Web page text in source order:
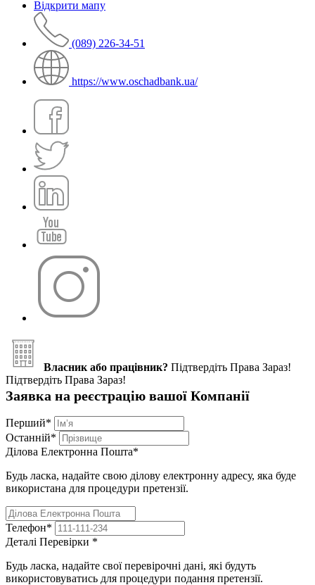
Відкрити мапу
(089) 226-34-51
https://www.oschadbank.ua/
Власник або працівник? Підтвердіть Права Зараз!
Підтвердіть Права Зараз!
Заявка на реєстрацію вашої Компанії
Перший*
Останній*
Ділова Електронна Пошта*
Будь ласка, надайте свою ділову електронну адресу, яка буде
використана для процедури претензії.
Телефон*
Деталі Перевірки *
Будь ласка, надайте свої перевірочні дані, які будуть
використовуватись для процедури подання претензії.